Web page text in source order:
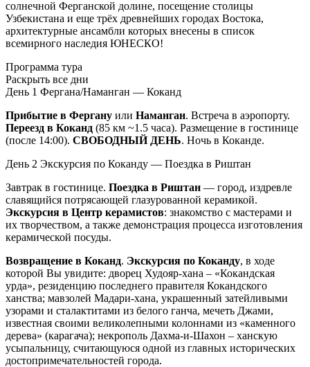
солнечной Ферганской долине, посещение столицы
Узбекистана и еще трёх древнейших городах Востока,
архитектурные ансамбли которых внесены в список
всемирного наследия ЮНЕСКО!
Программа тура
Раскрыть все дни
День 1 Фергана/Наманган — Коканд
Прибытие в Фергану или Наманган. Встреча в аэропорту.
Переезд в Коканд (85 км ~1.5 часа). Размещение в гостинице
(после 14:00). СВОБОДНЫЙ ДЕНЬ. Ночь в Коканде.
День 2 Экскурсия по Коканду — Поездка в Риштан
Завтрак в гостинице. Поездка в Риштан — город, издревле
славящийся потрясающей глазурованной керамикой.
Экскурсия в Центр керамистов: знакомство с мастерами и
их творчеством, а также демонстрация процесса изготовления
керамической посуды.
Возвращение в Коканд. Экскурсия по Коканду, в ходе
которой Вы увидите: дворец Худояр-хана – «Кокандская
урда», резиденцию последнего правителя Кокандского
ханства; мавзолей Мадари-хана, украшенный затейливыми
узорами и сталактитами из белого ганча, мечеть Джами,
известная своими великолепными колоннами из «каменного
дерева» (карагача); некрополь Дахма-и-Шахон – ханскую
усыпальницу, считающуюся одной из главных исторических
достопримечательностей города.